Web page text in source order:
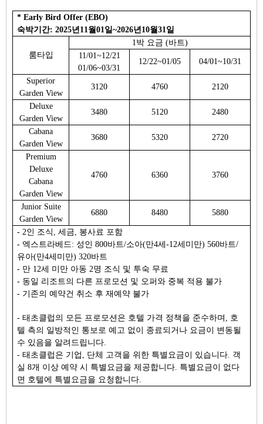
* Early Bird Offer (EBO)
숙박기간: 2025년11월01일~2026년10월31일
룸타입
1박 요금 (바트)
11/01~12/21
01/06~03/31
12/22~01/05 04/01~10/31
Superior
Garden View
3120 4760 2120
Deluxe
Garden View
3480 5120 2480
Cabana
Garden View
3680 5320 2720
Premium
Deluxe
Cabana
Garden View
4760 6360 3760
Junior Suite
Garden View
6880 8480 5880
- 2인 조식, 세금, 봉사료 포함
- 엑스트라베드: 성인 800바트/소아(만4세-12세미만) 560바트/
유아(만4세미만) 320바트
- 만 12세 미만 아동 2명 조식 및 투숙 무료
- 동일 리조트의 다른 프로모션 및 오퍼와 중복 적용 불가
- 기존의 예약건 취소 후 재예약 불가
- 태초클럽의 모든 프로모션은 호텔 가격 정책을 준수하며, 호
텔 측의 일방적인 통보로 예고 없이 종료되거나 요금이 변동될
수 있음을 알려드립니다.
- 태초클럽은 기업, 단체 고객을 위한 특별요금이 있습니다. 객
실 8개 이상 예약 시 특별요금을 제공합니다. 특별요금이 없다
면 호텔에 특별요금을 요청합니다.